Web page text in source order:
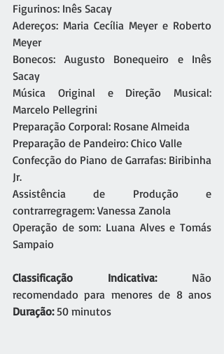
Figurinos: Inês Sacay
Adereços: Maria Cecília Meyer e Roberto
Meyer
Bonecos: Augusto Bonequeiro e Inês
Sacay
Música Original e Direção Musical:
Marcelo Pellegrini
Preparação Corporal: Rosane Almeida
Preparação de Pandeiro: Chico Valle
Confecção do Piano de Garrafas: Biribinha
Jr.
Assistência de Produção e
contrarregragem: Vanessa Zanola
Operação de som: Luana Alves e Tomás
Sampaio
Classificação Indicativa: Não
Duração: 50 minutos